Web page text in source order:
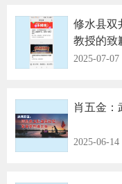
修水县双
教授的致
2025-07-07
肖五金：
2025-06-14